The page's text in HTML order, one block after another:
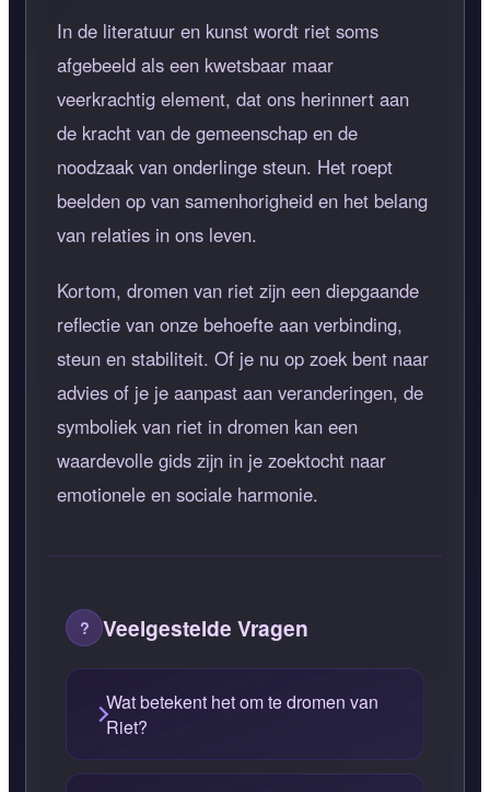
In de literatuur en kunst wordt riet soms
afgebeeld als een kwetsbaar maar
veerkrachtig element, dat ons herinnert aan
de kracht van de gemeenschap en de
noodzaak van onderlinge steun. Het roept
beelden op van samenhorigheid en het belang
van relaties in ons leven.
Kortom, dromen van riet zijn een diepgaande
reflectie van onze behoefte aan verbinding,
steun en stabiliteit. Of je nu op zoek bent naar
advies of je je aanpast aan veranderingen, de
symboliek van riet in dromen kan een
waardevolle gids zijn in je zoektocht naar
emotionele en sociale harmonie.
Veelgestelde Vragen
Wat betekent het om te dromen van
Riet?